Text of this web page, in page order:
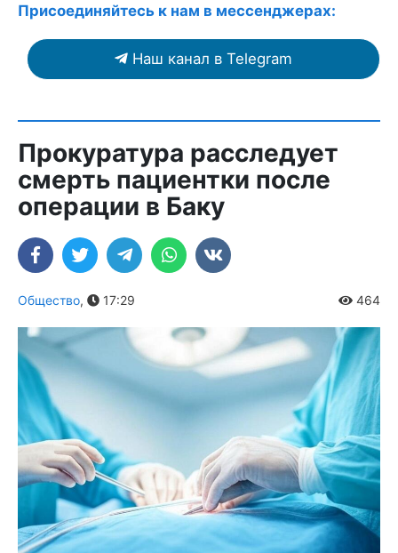
Присоединяйтесь к нам в мессенджерах:
Наш канал в Telegram
Прокуратура расследует
смерть пациентки после
операции в Баку
Общество, 17:29 464